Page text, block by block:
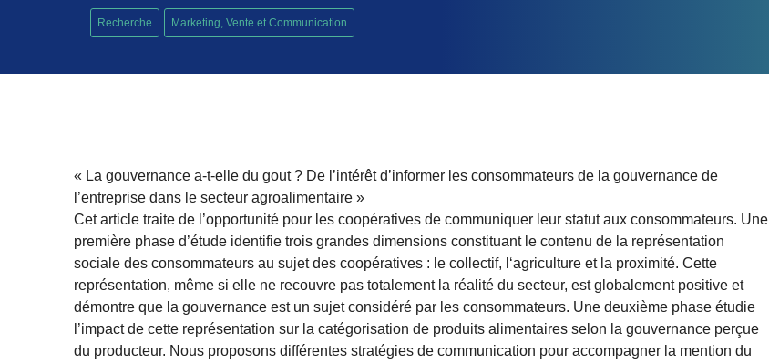
Recherche Marketing, Vente et Communication
« La gouvernance a-t-elle du gout ? De l’intérêt d’informer les consommateurs de la gouvernance de
l’entreprise dans le secteur agroalimentaire »
Cet article traite de l’opportunité pour les coopératives de communiquer leur statut aux consommateurs. Une
première phase d’étude identifie trois grandes dimensions constituant le contenu de la représentation
sociale des consommateurs au sujet des coopératives : le collectif, l‘agriculture et la proximité. Cette
représentation, même si elle ne recouvre pas totalement la réalité du secteur, est globalement positive et
démontre que la gouvernance est un sujet considéré par les consommateurs. Une deuxième phase étudie
l’impact de cette représentation sur la catégorisation de produits alimentaires selon la gouvernance perçue
du producteur. Nous proposons différentes stratégies de communication pour accompagner la mention du